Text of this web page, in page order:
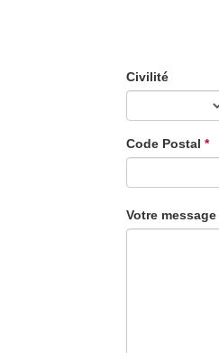
Civilité
Code Postal *
Votre message